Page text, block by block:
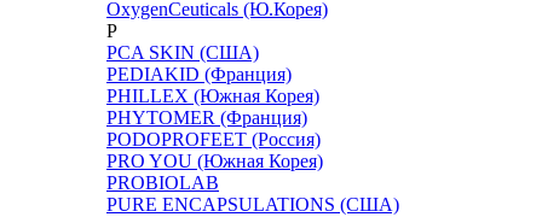
OxygenCeuticals (Ю.Корея)
P
PCA SKIN (США)
PEDIAKID (Франция)
PHILLEX (Южная Корея)
PHYTOMER (Франция)
PODOPROFEET (Россия)
PRO YOU (Южная Корея)
PROBIOLAB
PURE ENCAPSULATIONS (США)